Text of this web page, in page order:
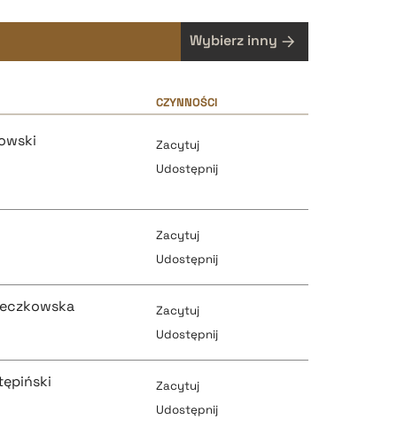
Wybierz inny
CZYNNOŚCI
Zacytuj
Udostępnij
pobierz cytat
pobierz cytat
Zacytuj
Udostępnij
pobierz cytat
Zacytuj
Udostępnij
Zacytuj
Udostępnij